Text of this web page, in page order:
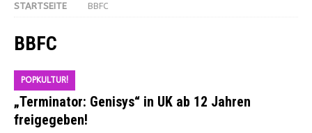
STARTSEITE BBFC
BBFC
POPKULTUR!
„Terminator: Genisys“ in UK ab 12 Jahren
freigegeben!